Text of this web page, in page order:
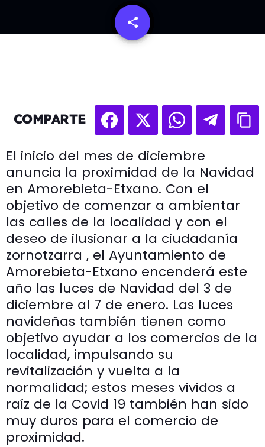
share
email
COMPARTE
El inicio del mes de diciembre
anuncia la proximidad de la Navidad
en Amorebieta-Etxano. Con el
objetivo de comenzar a ambientar
las calles de la localidad y con el
deseo de ilusionar a la ciudadanía
zornotzarra , el Ayuntamiento de
Amorebieta-Etxano encenderá este
año las luces de Navidad del 3 de
diciembre al 7 de enero. Las luces
navideñas también tienen como
objetivo ayudar a los comercios de la
localidad, impulsando su
revitalización y vuelta a la
normalidad; estos meses vividos a
raíz de la Covid 19 también han sido
muy duros para el comercio de
proximidad.